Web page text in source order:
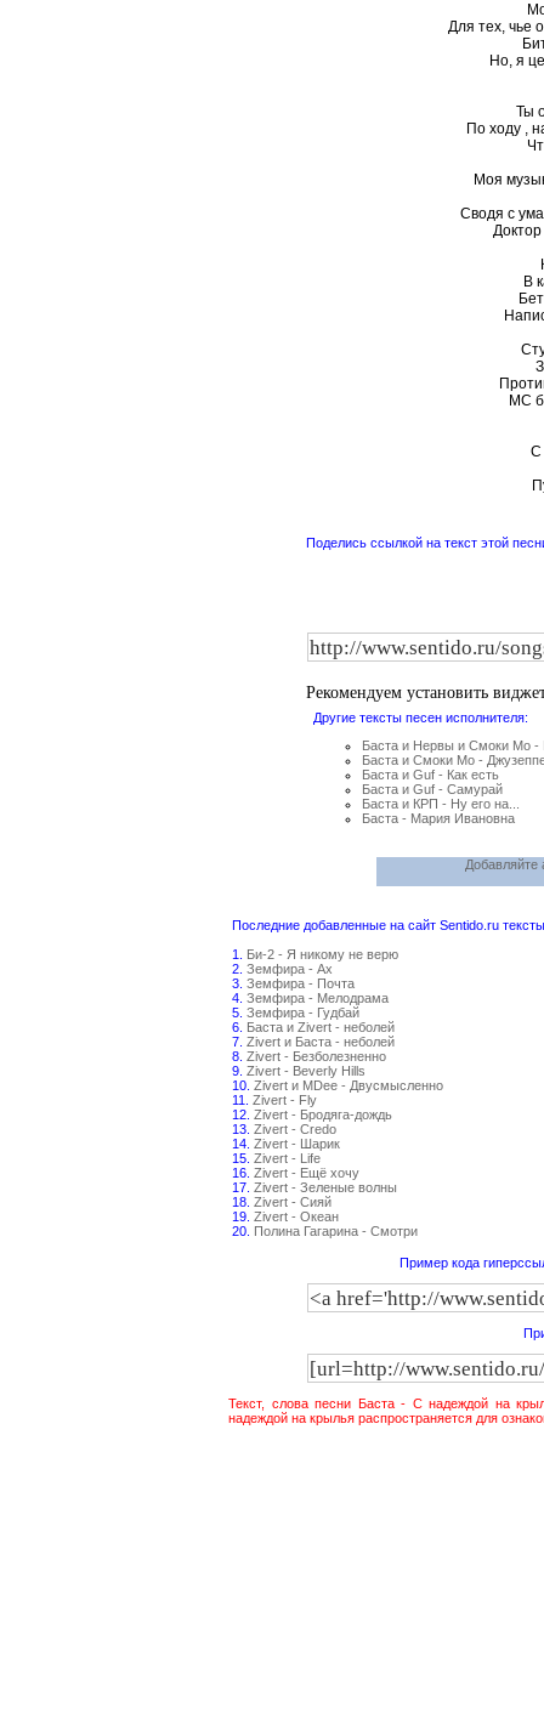
Для тех, чье
Но, я
Ты
По ходу ,
Моя
Сводя с
В
МС
С
Поделись ссылкой на текст этой
Рекомендуем установить
Другие тексты песен исполнителя:
Баста и Нервы и Смоки Мо -
Баста и Смоки Мо -
Баста и Guf - Как есть
Баста и Guf - Самурай
Баста и КРП - Ну его на...
Баста - Мария Ивановна
Последние добавленные на сайт Sentido.ru
1. Би-2 - Я никому не верю
2. Земфира - Ах
3. Земфира - Почта
4. Земфира - Мелодрама
5. Земфира - Гудбай
6. Баста и Zivert - неболей
7. Zivert и Баста - неболей
8. Zivert - Безболезненно
9. Zivert - Beverly Hills
10. Zivert и MDee - Двусмысленно
11. Zivert - Fly
12. Zivert - Бродяга-дождь
13. Zivert - Credo
14. Zivert - Шарик
15. Zivert - Life
16. Zivert - Ещё хочу
17. Zivert - Зеленые волны
18. Zivert - Сияй
19. Zivert - Океан
20. Полина Гагарина - Смотри
Пример кода
Текст, слова песни Баста - С надеждой на
надеждой на крылья распространяется для